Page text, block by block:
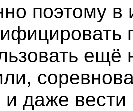
поэтому в
и даже